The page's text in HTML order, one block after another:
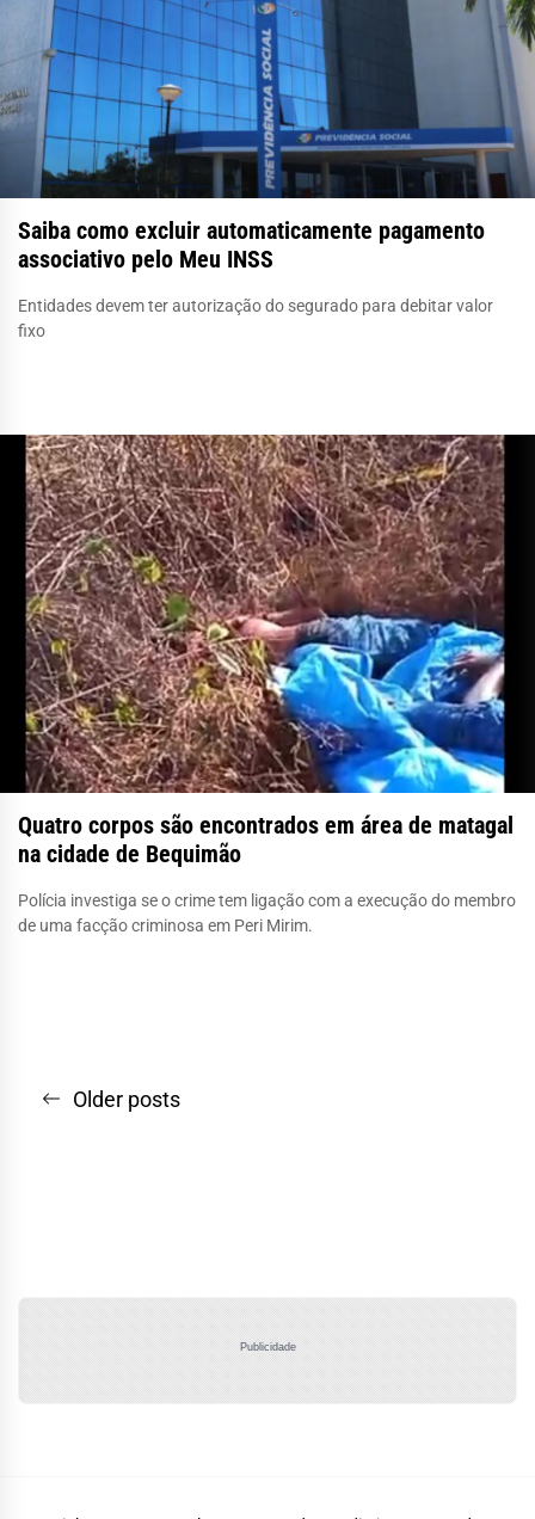
Saiba como excluir automaticamente pagamento
associativo pelo Meu INSS
Entidades devem ter autorização do segurado para debitar valor
fixo
Quatro corpos são encontrados em área de matagal
na cidade de Bequimão
Polícia investiga se o crime tem ligação com a execução do membro
de uma facção criminosa em Peri Mirim.
Navegação
Older posts
Publicidade